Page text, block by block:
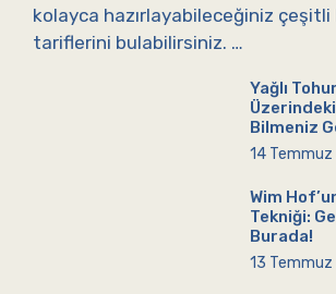
kolayca hazırlayabileceğiniz
tariflerini bulabilirsiniz. …
Yağlı
Bilmeniz
14
Wim
Tekniği:
Burada!
13